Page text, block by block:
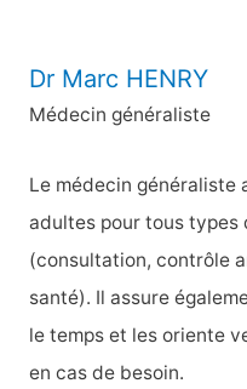
Dr Marc HENRY
Médecin généraliste
Le médecin généraliste
adultes pour tous types
(consultation, contrôle
santé). Il assure
le temps et les oriente
en cas de besoin.